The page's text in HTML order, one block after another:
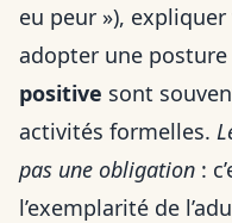
eu peur »),
adopter une posture
positive sont
activités formelles.
pas une obligation :
l’exemplarité de